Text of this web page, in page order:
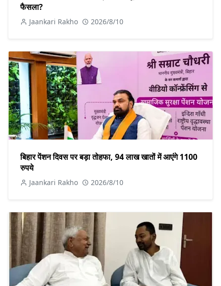
फैसला?
Jaankari Rakho 2026/8/10
बिहार पेंशन दिवस पर बड़ा तोहफा, 94 लाख खातों में आएंगे 1100
रुपये
Jaankari Rakho 2026/8/10